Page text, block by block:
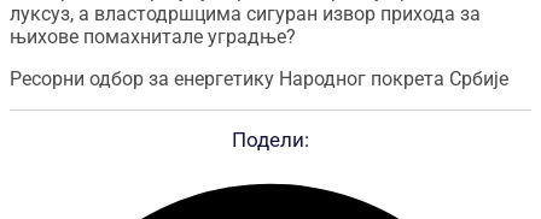
луксуз, а властодршцима сигуран извор прихода за
њихове помахнитале уградње?
Ресорни одбор за енергетику Народног покрета Србије
Подели: